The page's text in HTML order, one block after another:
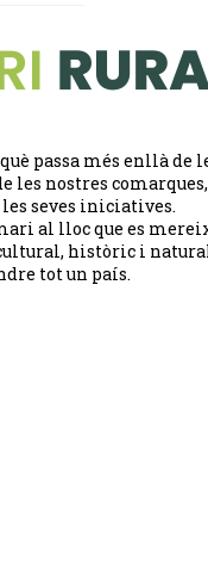
passa més enllà de
les nostres
seves iniciatives.
al lloc que es
històric i
tot un país.